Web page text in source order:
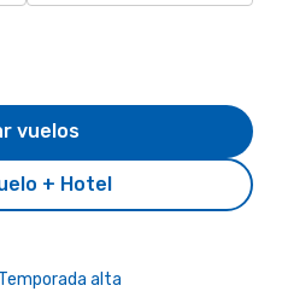
+ Hotel
vuelos
Temporada alta